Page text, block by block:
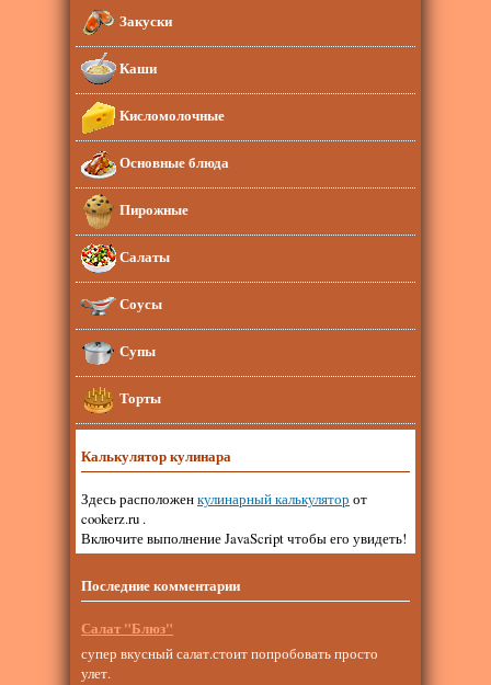
Закуски
Каши
Кисломолочные
Основные блюда
Пирожные
Салаты
Соусы
Супы
Торты
Калькулятор кулинара
Здесь расположенкулинарный калькулятор от
cookerz.ru .
Включите выполнение JavaScript чтобы его увидеть!
Последние комментарии
Салат "Блюз"
супер вкусный салат.стоит попробовать просто
улет.